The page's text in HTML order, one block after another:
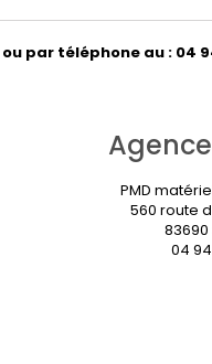
par téléphone au : 04
PMD
560 route
04